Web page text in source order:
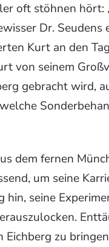
oft stöhnen hört:
Dr.
Kurt an den
von seinem
gebracht wird,
dem fernen
um seine
hin, seine
Eichberg zu